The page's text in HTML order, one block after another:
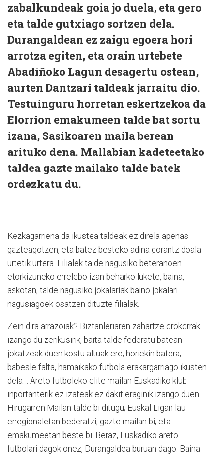
zabalkundeak goia jo duela, eta gero
eta talde gutxiago sortzen dela.
Durangaldean ez zaigu egoera hori
arrotza egiten, eta orain urtebete
Abadiñoko Lagun desagertu ostean,
aurten Dantzari taldeak jarraitu dio.
Testuinguru horretan eskertzekoa da
Elorrion emakumeen talde bat sortu
izana, Sasikoaren maila berean
arituko dena. Mallabian kadeteetako
taldea gazte mailako talde batek
ordezkatu du.
Kezkagarriena da ikustea taldeak ez direla apenas
gazteagotzen, eta batez besteko adina gorantz doala
urtetik urtera. Filialek talde nagusiko beteranoen
etorkizuneko errelebo izan beharko lukete, baina,
askotan, talde nagusiko jokalariak baino jokalari
nagusiagoek osatzen dituzte filialak.
Zein dira arrazoiak? Biztanleriaren zahartze orokorrak
izango du zerikusirik, baita talde federatu batean
jokatzeak duen kostu altuak ere; horiekin batera,
babesle falta, hamaikako futbola erakargarriago ikusten
dela… Areto futboleko elite mailan Euskadiko klub
inportanterik ez izateak ez dakit eraginik izango duen.
Hirugarren Mailan talde bi ditugu; Euskal Ligan lau;
erregionaletan bederatzi, gazte mailan bi, eta
emakumeetan beste bi. Beraz, Euskadiko areto
futbolari dagokionez, Durangaldea buruan dago. Baina